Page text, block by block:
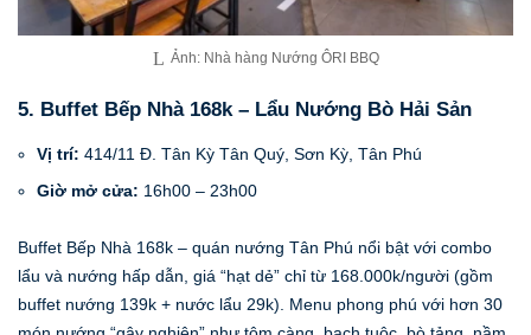
Ảnh: Nhà hàng Nướng ÔRI BBQ
5. Buffet Bếp Nhà 168k – Lẩu Nướng Bò Hải Sản
Vị trí: 414/11 Đ. Tân Kỳ Tân Quý, Sơn Kỳ, Tân Phú
Giờ mở cửa: 16h00 – 23h00
Buffet Bếp Nhà 168k – quán nướng Tân Phú nổi bật với combo
lẩu và nướng hấp dẫn, giá “hạt dẻ” chỉ từ 168.000k/người (gồm
buffet nướng 139k + nước lẩu 29k). Menu phong phú với hơn 30